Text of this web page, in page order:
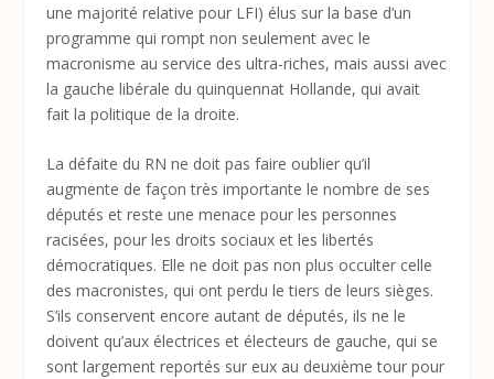
une majorité relative pour LFI) élus sur la base d’un
programme qui rompt non seulement avec le
macronisme au service des ultra-riches, mais aussi avec
la gauche libérale du quinquennat Hollande, qui avait
fait la politique de la droite.
La défaite du RN ne doit pas faire oublier qu’il
augmente de façon très importante le nombre de ses
députés et reste une menace pour les personnes
racisées, pour les droits sociaux et les libertés
démocratiques. Elle ne doit pas non plus occulter celle
des macronistes, qui ont perdu le tiers de leurs sièges.
S’ils conservent encore autant de députés, ils ne le
doivent qu’aux électrices et électeurs de gauche, qui se
sont largement reportés sur eux au deuxième tour pour